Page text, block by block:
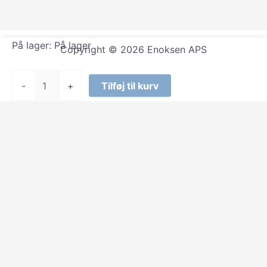
Copyright © 2026 Enoksen APS
På lager: På lager
-
Ligtning
+ Tilføj til kurv